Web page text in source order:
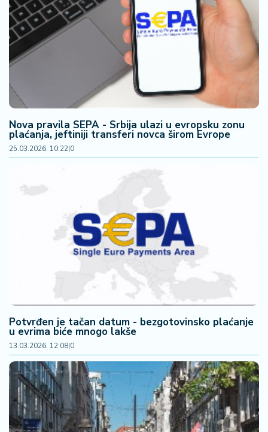
Nova pravila SEPA - Srbija ulazi u evropsku zonu
plaćanja, jeftiniji transferi novca širom Evrope
25.03.2026. 10:22|0
Potvrđen je tačan datum - bezgotovinsko plaćanje
u evrima biće mnogo lakše
13.03.2026. 12:08|0